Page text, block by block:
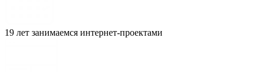
19 лет занимаемся интернет-проектами